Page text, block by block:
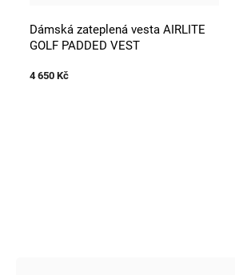
Dámská zateplená vesta AIRLITE
GOLF PADDED VEST
4 650 Kč